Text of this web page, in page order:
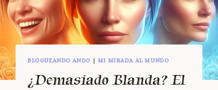
BLOGUEANDO ANDO | MI MIRADA AL MUNDO
¿Demasiado Blanda? El